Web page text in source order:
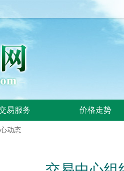
易服务 价格走势
动态